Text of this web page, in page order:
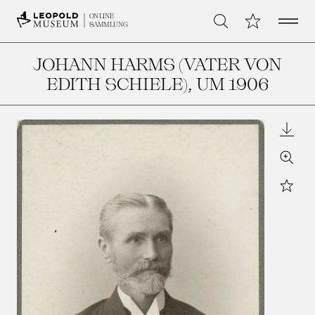
ONLINE
SAMMLUNG
Suche Meine Open
JOHANN HARMS (VATER VON
EDITH SCHIELE), UM 1906
Zoom
Star